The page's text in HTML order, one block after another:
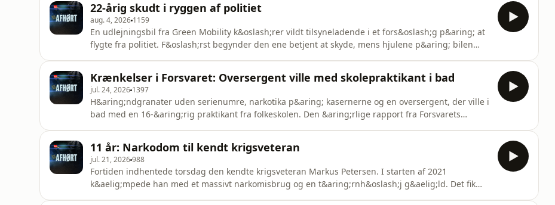
22-årig skudt i ryggen af politiet
aug. 4, 2026 1159
En udlejningsbil fra Green Mobility k&oslash;rer vildt tilsyneladende i et fors&oslash;g p&aring; at
flygte fra politiet. F&oslash;rst begynder den ene betjent at skyde, mens hjulene p&aring; bilen
v&aelig;kke
Krænkelser i Forsvaret: Oversergent ville med skolepraktikant i bad
jul. 24, 2026 1397
H&aring;ndgranater uden serienumre, narkotika p&aring; kasernerne og en oversergent, der ville i
bad med en 16-&aring;rig praktikant fra folkeskolen. Den &aring;rlige rapport fra Forsvarets
igennem rapporte
11 år: Narkodom til kendt krigsveteran
jul. 21, 2026988
Fortiden indhentede torsdag den kendte krigsveteran Markus Petersen. I starten af 2021
k&aelig;mpede han med et massivt narkomisbrug og en t&aring;rnh&oslash;j g&aelig;ld. Det fik